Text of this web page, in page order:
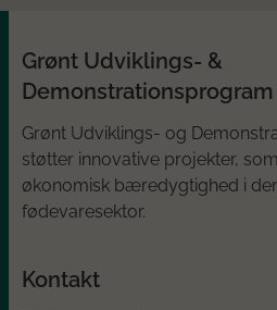
Grønt Udviklings- &
Demonstrationsprogram
Grønt Udviklings- og
støtter innovative projekter,
økonomisk bæredygtighed i
fødevaresektor.
Kontakt